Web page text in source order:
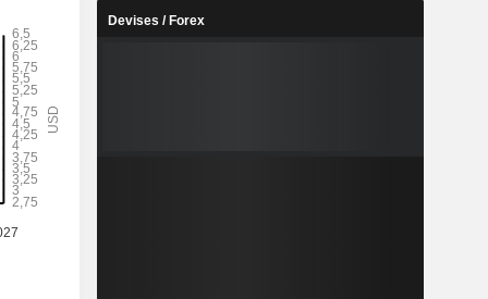
Devises / Forex